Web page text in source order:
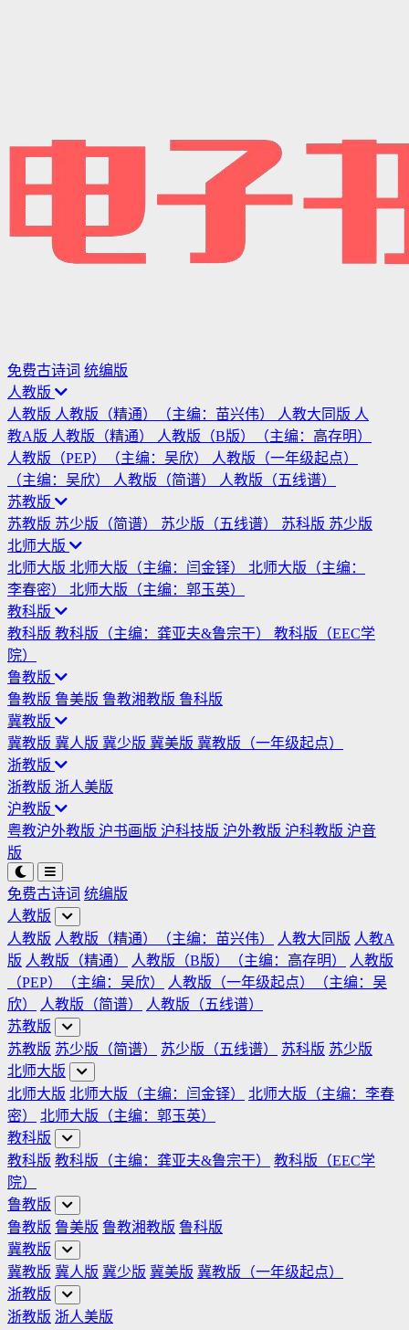
免费古诗词 统编版
人教版
人教版 人教版（精通）（主编：苗兴伟） 人教大同版 人
教A版 人教版（精通）
人教版（B版）（主编：高存明）
人教版（PEP）（主编：吴欣）
人教版（一年级起点）
（主编：吴欣）
人教版（简谱）
人教版（五线谱）
苏教版
苏教版 苏少版（简谱） 苏少版（五线谱） 苏科版 苏少版
北师大版
北师大版 北师大版（主编：闫金铎） 北师大版（主编：
李春密） 北师大版（主编：郭玉英）
教科版
教科版 教科版（主编：龚亚夫&鲁宗干） 教科版（EEC学
院）
鲁教版
鲁教版 鲁美版 鲁教湘教版 鲁科版
冀教版
冀教版 冀人版 冀少版 冀美版 冀教版（一年级起点）
浙教版
浙教版 浙人美版
沪教版
粤教沪外教版 沪书画版 沪科技版 沪外教版 沪科教版 沪音
版
免费古诗词 统编版
人教版
人教版 人教版（精通）（主编：苗兴伟） 人教大同版 人教A
版 人教版（精通） 人教版（B版）（主编：高存明）
人教版
（PEP）（主编：吴欣）
人教版（一年级起点）（主编：吴
欣）
人教版（简谱）
人教版（五线谱）
苏教版
苏教版 苏少版（简谱） 苏少版（五线谱） 苏科版 苏少版
北师大版
北师大版 北师大版（主编：闫金铎）
北师大版（主编：李春
密）
北师大版（主编：郭玉英）
教科版
教科版 教科版（主编：龚亚夫&鲁宗干）
教科版（EEC学
院）
鲁教版
鲁教版 鲁美版 鲁教湘教版 鲁科版
冀教版
冀教版 冀人版 冀少版 冀美版 冀教版（一年级起点）
浙教版
浙教版 浙人美版